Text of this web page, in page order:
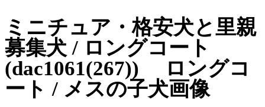
ミニチュア・格安犬と里親
募集犬 / ロングコート
(dac1061(267)) ロングコ
ート / メスの子犬画像